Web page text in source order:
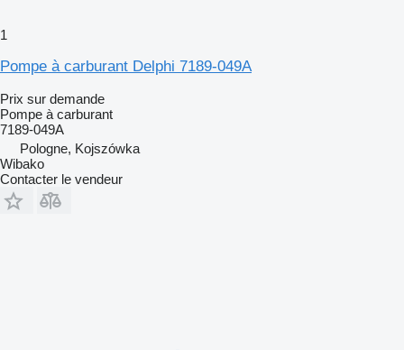
1
Pompe à carburant Delphi 7189-049A
Prix sur demande
Pompe à carburant
7189-049A
Pologne, Kojszówka
Wibako
Contacter le vendeur